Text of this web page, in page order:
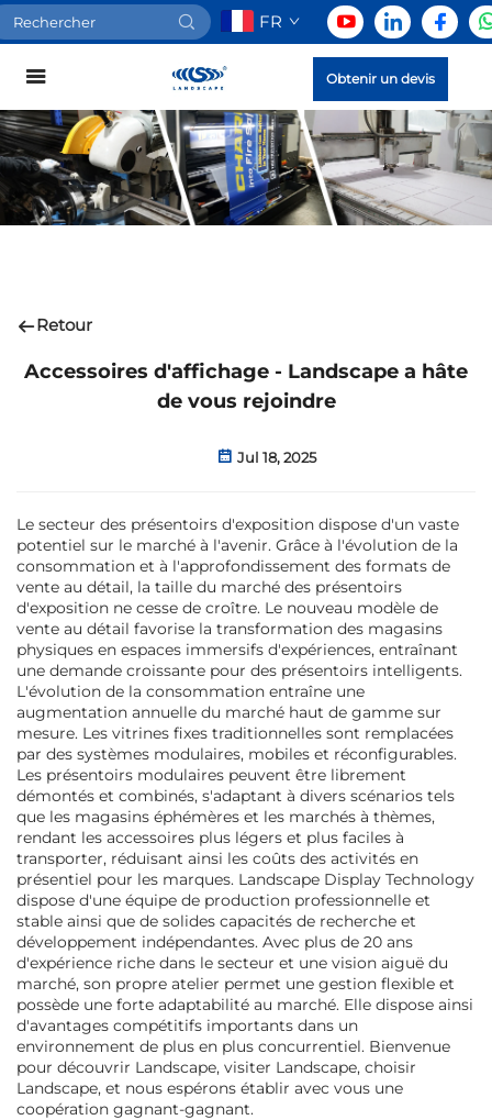
FR
Obtenir un devis
Retour
Accessoires d'affichage - Landscape a hâte
de vous rejoindre
Jul 18, 2025
Le secteur des présentoirs d'exposition dispose d'un vaste
potentiel sur le marché à l'avenir. Grâce à l'évolution de la
consommation et à l'approfondissement des formats de
vente au détail, la taille du marché des présentoirs
d'exposition ne cesse de croître. Le nouveau modèle de
vente au détail favorise la transformation des magasins
physiques en espaces immersifs d'expériences, entraînant
une demande croissante pour des présentoirs intelligents.
L'évolution de la consommation entraîne une
augmentation annuelle du marché haut de gamme sur
mesure. Les vitrines fixes traditionnelles sont remplacées
par des systèmes modulaires, mobiles et réconfigurables.
Les présentoirs modulaires peuvent être librement
démontés et combinés, s'adaptant à divers scénarios tels
que les magasins éphémères et les marchés à thèmes,
rendant les accessoires plus légers et plus faciles à
transporter, réduisant ainsi les coûts des activités en
présentiel pour les marques. Landscape Display Technology
dispose d'une équipe de production professionnelle et
stable ainsi que de solides capacités de recherche et
développement indépendantes. Avec plus de 20 ans
d'expérience riche dans le secteur et une vision aiguë du
marché, son propre atelier permet une gestion flexible et
possède une forte adaptabilité au marché. Elle dispose ainsi
d'avantages compétitifs importants dans un
environnement de plus en plus concurrentiel. Bienvenue
pour découvrir Landscape, visiter Landscape, choisir
Landscape, et nous espérons établir avec vous une
coopération gagnant-gagnant.